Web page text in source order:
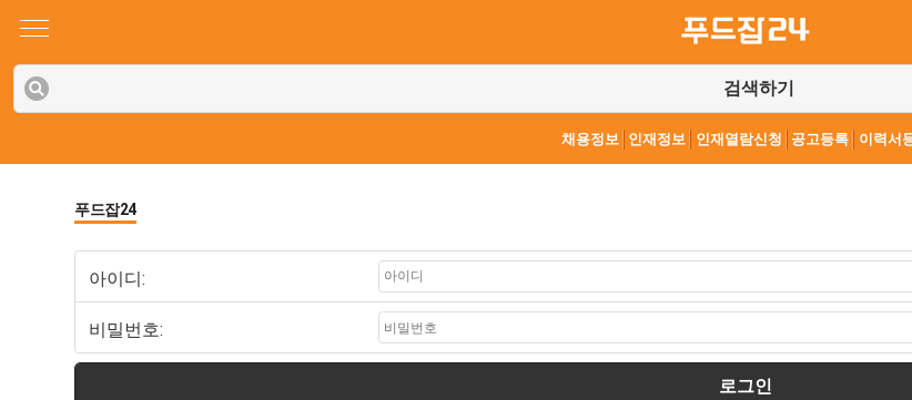
검색하기
채용정보 인재정보 인재열람신청 공고등록 이력서
푸드잡24
아이디:
비밀번호:
로그인